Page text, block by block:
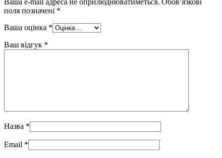
поля позначені *
Ваша оцінка *
Ваш відгук *
Назва *
Email *